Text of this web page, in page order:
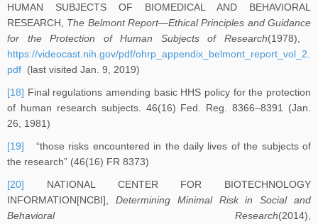
HUMAN SUBJECTS OF BIOMEDICAL AND BEHAVIORAL
RESEARCH, The Belmont Report—Ethical Principles and Guidance
for the Protection of Human Subjects of Research(1978),
https://videocast.nih.gov/pdf/ohrp_appendix_belmont_report_vol_2.
pdf (last visited Jan. 9, 2019)
[18] Final regulations amending basic HHS policy for the protection
of human research subjects. 46(16) Fed. Reg. 8366–8391 (Jan.
26, 1981)
[19] “those risks encountered in the daily lives of the subjects of
the research” (46(16) FR 8373)
[20] NATIONAL CENTER FOR BIOTECHNOLOGY
INFORMATION[NCBI], Determining Minimal Risk in Social and
Behavioral Research(2014),